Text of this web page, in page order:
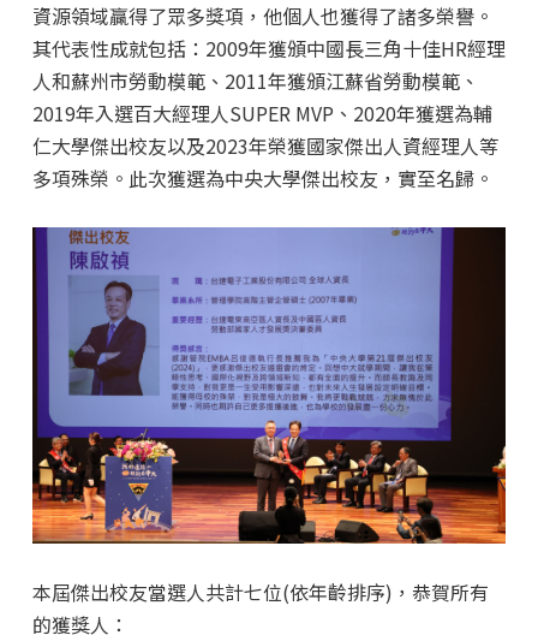
資源領域贏得了眾多獎項，他個人也獲得了諸多榮譽。
其代表性成就包括：2009年獲頒中國長三角十佳HR經理
人和蘇州市勞動模範、2011年獲頒江蘇省勞動模範、
2019年入選百大經理人SUPER MVP、2020年獲選為輔
仁大學傑出校友以及2023年榮獲國家傑出人資經理人等
多項殊榮。此次獲選為中央大學傑出校友，實至名歸。
本屆傑出校友當選人共計七位(依年齡排序)，恭賀所有
的獲獎人：